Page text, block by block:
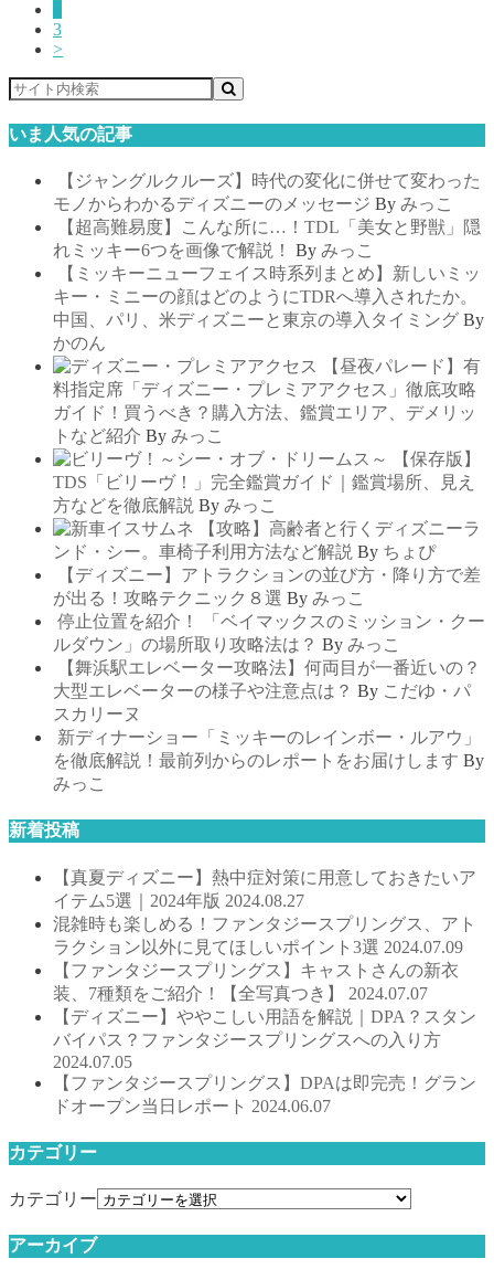
3
>
いま人気の記事
【ジャングルクルーズ】時代の変化に併せて変わった
モノからわかるディズニーのメッセージ By みっこ
【超高難易度】こんな所に…！TDL「美女と野獣」隠
れミッキー6つを画像で解説！
By みっこ
【ミッキーニューフェイス時系列まとめ】新しいミッ
キー・ミニーの顔はどのようにTDRへ導入されたか。
中国、パリ、米ディズニーと東京の導入タイミング By
かのん
【昼夜パレード】有
料指定席「ディズニー・プレミアアクセス」徹底攻略
ガイド！買うべき？購入方法、鑑賞エリア、デメリッ
トなど紹介 By みっこ
【保存版】
TDS「ビリーヴ！」完全鑑賞ガイド｜鑑賞場所、見え
方などを徹底解説 By みっこ
【攻略】高齢者と行くディズニーラ
ンド・シー。車椅子利用方法など解説 By ちょぴ
【ディズニー】アトラクションの並び方・降り方で差
が出る！攻略テクニック８選 By みっこ
停止位置を紹介！ 「ベイマックスのミッション・クー
ルダウン」の場所取り攻略法は？ By みっこ
【舞浜駅エレベーター攻略法】何両目が一番近いの？
大型エレベーターの様子や注意点は？ By こだゆ・パ
スカリーヌ
新ディナーショー「ミッキーのレインボー・ルアウ」
を徹底解説！最前列からのレポートをお届けします By
みっこ
新着投稿
【真夏ディズニー】熱中症対策に用意しておきたいア
イテム5選｜2024年版 2024.08.27
混雑時も楽しめる！ファンタジースプリングス、アト
ラクション以外に見てほしいポイント3選 2024.07.09
【ファンタジースプリングス】キャストさんの新衣
装、7種類をご紹介！【全写真つき】 2024.07.07
【ディズニー】ややこしい用語を解説｜DPA？スタン
バイパス？ファンタジースプリングスへの入り方
2024.07.05
【ファンタジースプリングス】DPAは即完売！グラン
ドオープン当日レポート 2024.06.07
カテゴリー
カテゴリー
アーカイブ